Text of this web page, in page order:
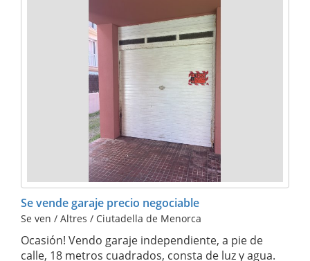
Se vende garaje precio negociable
Se ven / Altres / Ciutadella de Menorca
Ocasión! Vendo garaje independiente, a pie de
calle, 18 metros cuadrados, consta de luz y agua.